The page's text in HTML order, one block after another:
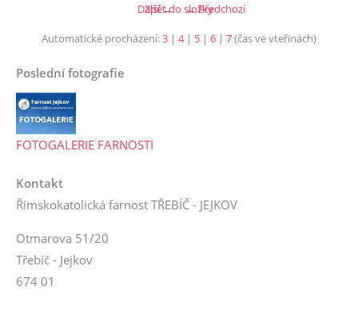
← Předchozí
Další →
Zpět do složky
Automatické procházení:3 | 4| 5 | 6 | 7(čas ve vteřinách)
Poslední fotografie
FOTOGALERIE FARNOSTI
Kontakt
Římskokatolická farnost TŘEBÍČ - JEJKOV
Otmarova 51/20
Třebíč - Jejkov
674 01